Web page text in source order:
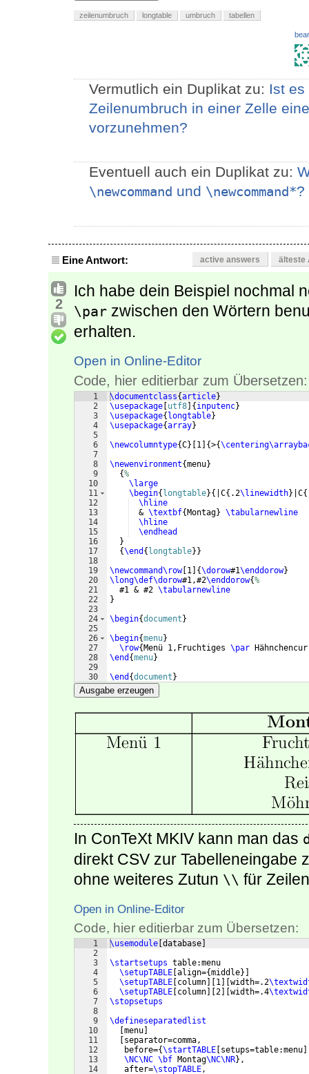
zeilenumbruch longtable umbruch tabellen
Vermutlich ein Duplikat zu: Ist
Zeilenumbruch in einer Zelle
vorzunehmen?
Eventuell auch ein Duplikat zu:
\newcommand und \newcommand*?
Eine Antwort: active answers älteste
2
Ich habe dein Beispiel nochmal
\par zwischen den Wörtern
erhalten.
Open in Online-Editor
Code, hier editierbar zum Übersetzen:
1
2
3
4
5
6
7
8
9
10
11
12
13
14
15
16
17
18
19
20
21
22
23
24
25
26
27
28
29
30
\documentclass{article}
\usepackage utf8 { inputenc}
\usepackage{ longtable}
\usepackage{array}
\newcolumntype{C} 1 {>{
\newenvironment{menu}
{%
\large
\begin{ longtable}{ |C{ .2\linewidth} |C{
\hline
  &
\textbf{ Montag} \tabularnewline
\hline
\endhead
}
{\end { longtable} }
\newcommand\row[ 1 {\dorow#1\enddorow}
\long\def\dorow#1,#2\enddorow{%
  #1 & #2
\tabularnewline
}
\begin{document }
\begin{menu}
\row{ Menü 1,Fruchtiges \par
\end {menu}
\end {document }
Ausgabe erzeugen
In ConTeXt MKIV kann man das
direkt CSV zur Tabelleneingabe
ohne weiteres Zutun \\ für
Open in Online-Editor
Code, hier editierbar zum Übersetzen:
1
2
3
4
5
6
7
8
9
10
11
12
13
14
\usemodule database
\startsetups table:menu
\setupTABLE align={middle}]
\setupTABLE column 1 width=.2
\setupTABLE column 2 width=.4
\stopsetups
\defineseparatedlist
menu
separator=comma,
   before=
{\startTABLE setups=table:menu
\NC\NC \bf Montag\NC\NR} ,
   after=
\stopTABLE,